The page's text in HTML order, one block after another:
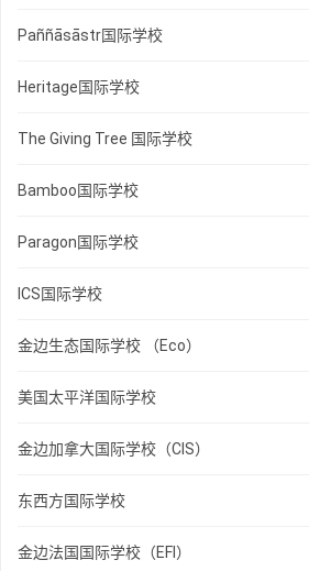
Paññāsāstr国际学校
Heritage国际学校
The Giving Tree 国际学校
Bamboo国际学校
Paragon国际学校
ICS国际学校
金边生态国际学校 （Eco）
美国太平洋国际学校
金边加拿大国际学校（CIS）
东西方国际学校
金边法国国际学校（EFI）